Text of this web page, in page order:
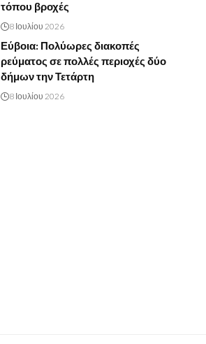
τόπου βροχές
8 Ιουλίου 2026
Εύβοια: Πολύωρες διακοπές
ρεύματος σε πολλές περιοχές δύο
δήμων την Τετάρτη
8 Ιουλίου 2026